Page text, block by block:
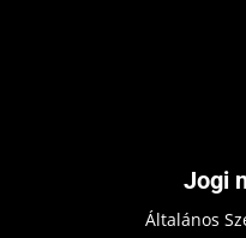
Jogi
Általános